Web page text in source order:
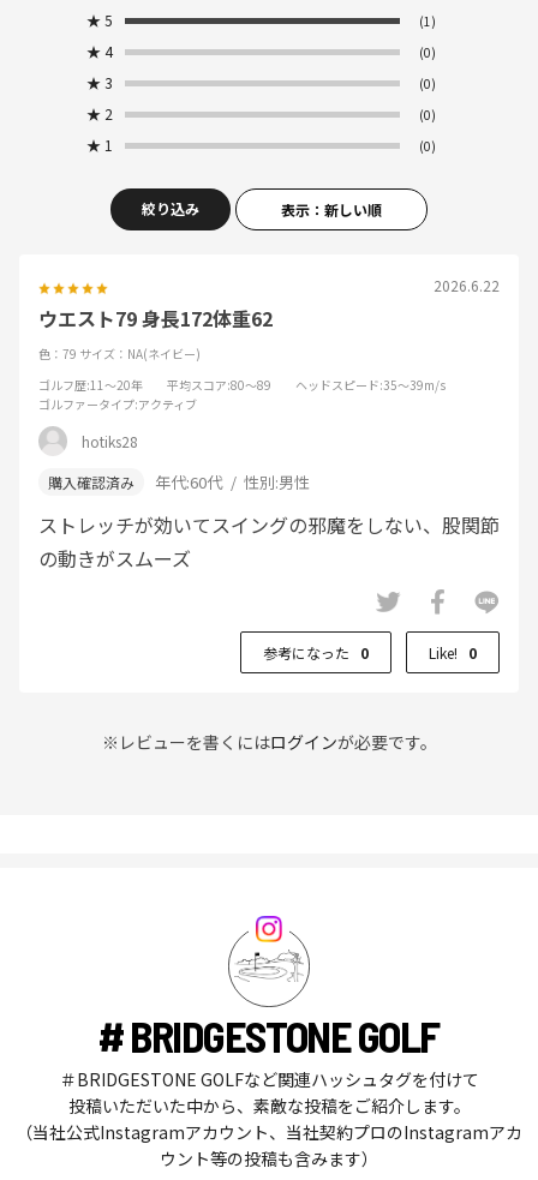
★ 5 (1)
★ 4 (0)
★ 3 (0)
★ 2 (0)
★ 1 (0)
絞り込み 表示：新しい順
2026.6.22
ウエスト79 身長172体重62
色：79 サイズ：NA(ネイビー)
ゴルフ歴:11～20年 平均スコア:80～89 ヘッドスピード:35～39m/s
ゴルファータイプ:アクティブ
hotiks28
年代:60代 性別:男性
ストレッチが効いてスイングの邪魔をしない、股関節
の動きがスムーズ
参考になった 0 Like! 0
※レビューを書くにはログインが必要です。
# BRIDGESTONE GOLF
＃BRIDGESTONE GOLFなど関連ハッシュタグを付けて
投稿いただいた中から、素敵な投稿をご紹介します。
（当社公式Instagramアカウント、当社契約プロのInstagramアカ
ウント等の投稿も含みます）